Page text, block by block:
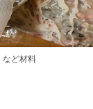
など材料